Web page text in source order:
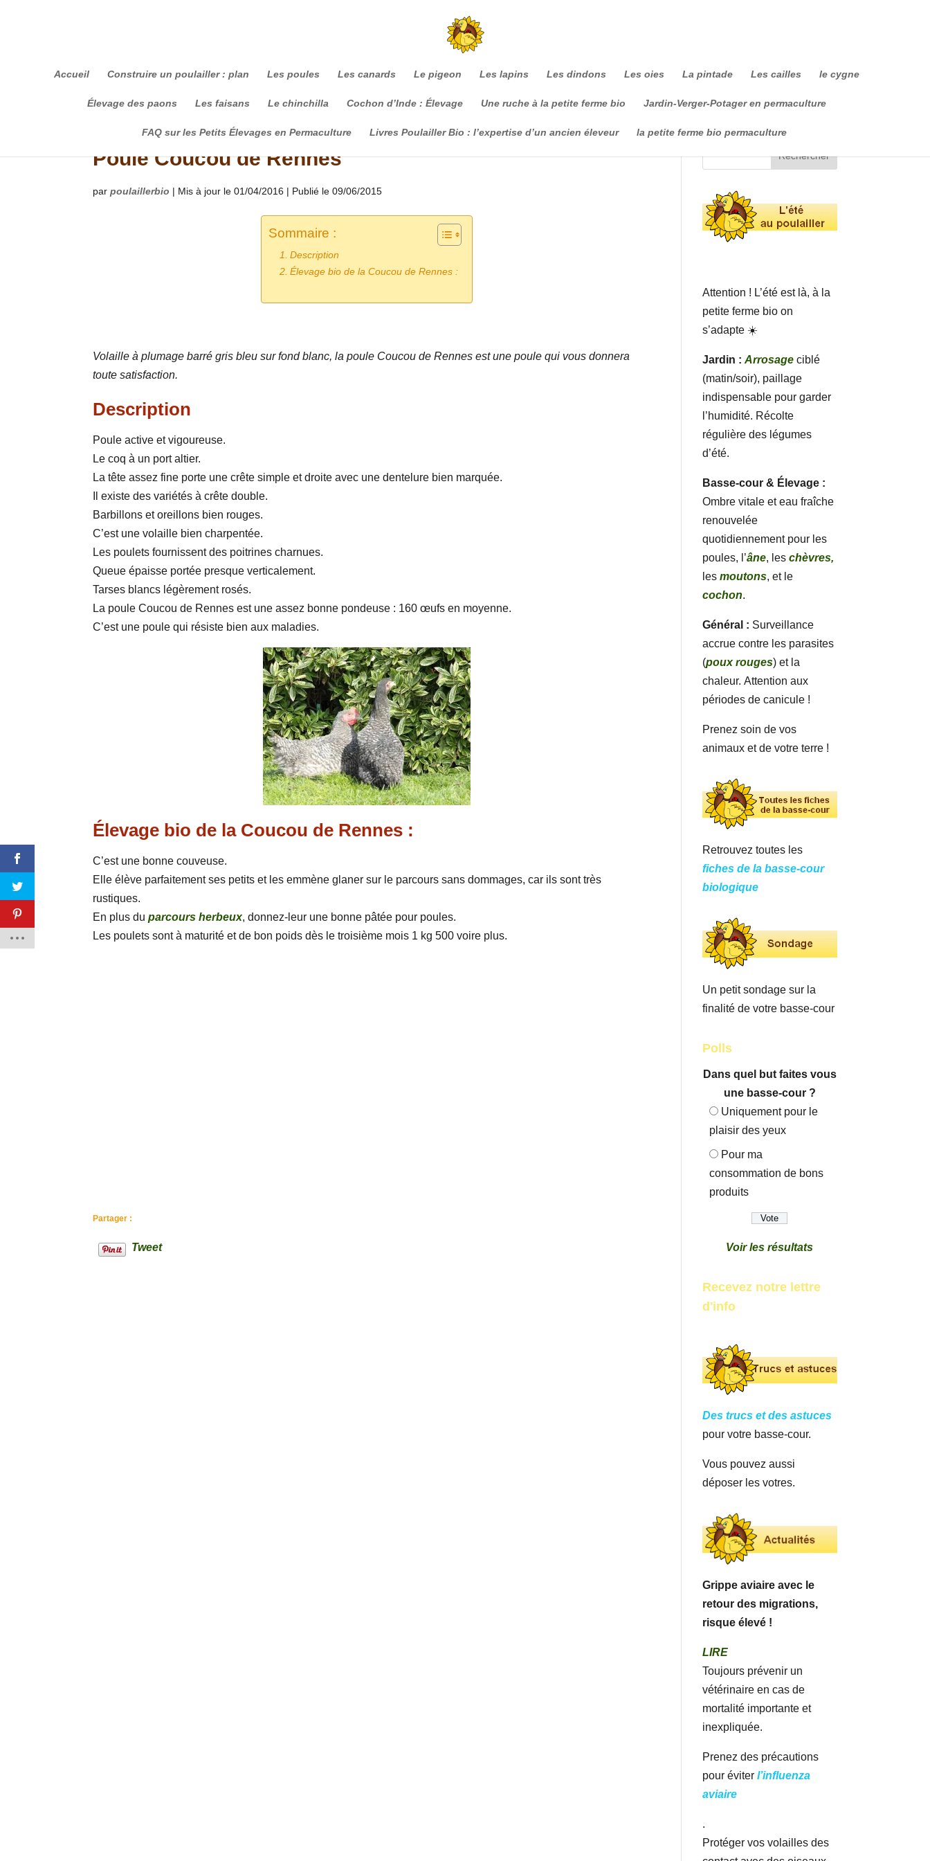
Accueil Construire un poulailler : plan Les poules Les canards Le pigeon Les lapins Les dindons Les oies La pintade Les cailles le cygne
Élevage des paons Les faisans Le chinchilla Cochon d’Inde : Élevage Une ruche à la petite ferme bio Jardin-Verger-Potager en permaculture
FAQ sur les Petits Élevages en Permaculture Livres Poulailler Bio : l’expertise d’un ancien éleveur la petite ferme bio permaculture
Poule Coucou de Rennes
parpoulaillerbio | Mis à jour le 01/04/2016 | Publié le 09/06/2015
Sommaire :
Description
Élevage bio de la Coucou de Rennes :
Volaille à plumage barré gris bleu sur fond blanc, la poule Coucou de Rennes est une poule qui vous donnera
toute satisfaction.
Description
Poule active et vigoureuse.
Le coq à un port altier.
La tête assez fine porte une crête simple et droite avec une dentelure bien marquée.
Il existe des variétés à crête double.
Barbillons et oreillons bien rouges.
C’est une volaille bien charpentée.
Les poulets fournissent des poitrines charnues.
Queue épaisse portée presque verticalement.
Tarses blancs légèrement rosés.
La poule Coucou de Rennes est une assez bonne pondeuse : 160 œufs en moyenne.
C’est une poule qui résiste bien aux maladies.
Élevage bio de la Coucou de Rennes :
C’est une bonne couveuse.
Elle élève parfaitement ses petits et les emmène glaner sur le parcours sans dommages, car ils sont très
rustiques.
En plus duparcours herbeux, donnez-leur une bonne pâtée pour poules.
Les poulets sont à maturité et de bon poids dès le troisième mois 1 kg 500 voire plus.
Partager :
Tweet
Attention ! L’été est là, à la
petite ferme bio on
s’adapte ☀️
Jardin : Arrosage ciblé
(matin/soir), paillage
indispensable pour garder
l’humidité. Récolte
régulière des légumes
d’été.
Basse-cour & Élevage :
Ombre vitale et eau fraîche
renouvelée
quotidiennement pour les
poules, l’âne, leschèvres,
lesmoutons, et le
cochon.
Général : Surveillance
accrue contre les parasites
(poux rouges) et la
chaleur. Attention aux
périodes de canicule !
Prenez soin de vos
animaux et de votre terre !
Retrouvez toutes les
fiches de la basse-cour
biologique
Un petit sondage sur la
finalité de votre basse-cour
Polls
Dans quel but faites vous
une basse-cour ?
Uniquement pour le
plaisir des yeux
Pour ma
consommation de bons
produits
Voir les résultats
Recevez notre lettre
d'info
Des trucs et des astuces
pour votre basse-cour.
Vous pouvez aussi
déposer les votres.
Grippe aviaire avec le
retour des migrations,
risque élevé !
LIRE
Toujours prévenir un
vétérinaire en cas de
mortalité importante et
inexpliquée.
Prenez des précautions
pour éviterl’influenza
aviaire
.
Protéger vos volailles des